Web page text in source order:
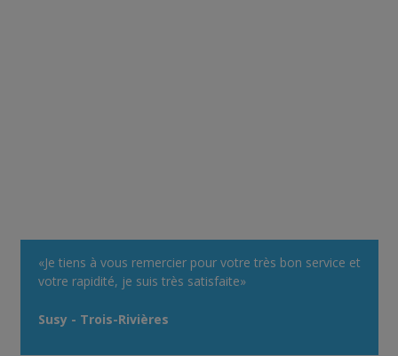
«Je tiens à vous remercier pour votre très bon service et
votre rapidité, je suis très satisfaite»
Susy - Trois-Rivières